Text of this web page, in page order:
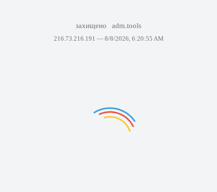
захищено adm.tools
216.73.216.191 — 8/8/2026, 6:20:55 AM